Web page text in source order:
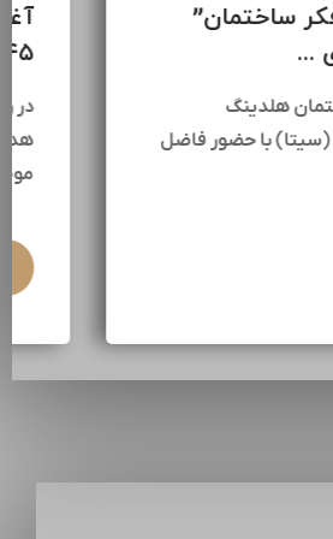
فکر ساختمان”
گذاری ...
ساختمان هلدینگ
تأمین (سیتا) با حضور فاضل
…